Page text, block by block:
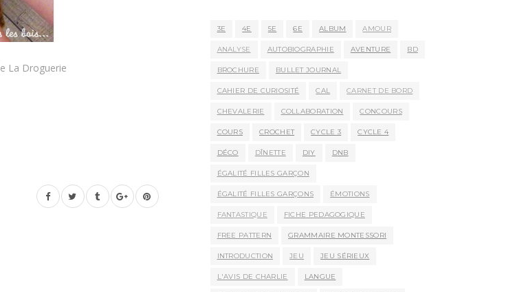
La Droguerie
3E 4E 5E 6E ALBUM AMOUR
ANALYSE AUTOBIOGRAPHIE AVENTURE BD
BROCHURE BULLET JOURNAL
CAHIER DE CURIOSITÉ CAL CARNET DE BORD
CHEVALERIE COLLABORATION CONCOURS
COURS CROCHET CYCLE 3 CYCLE 4
DÉCO DÎNETTE DIY DNB
ÉGALITÉ FILLES GARÇON
ÉGALITÉ FILLES GARÇONS ÉMOTIONS
FANTASTIQUE FICHE PEDAGOGIQUE
FREE PATTERN GRAMMAIRE MONTESSORI
INTRODUCTION JEU JEU SÉRIEUX
L'AVIS DE CHARLIE LANGUE